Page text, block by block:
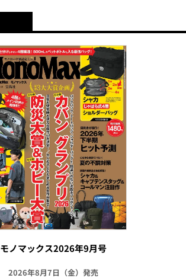
モノマックス2026年9月号
2026年8月7日（金）発売